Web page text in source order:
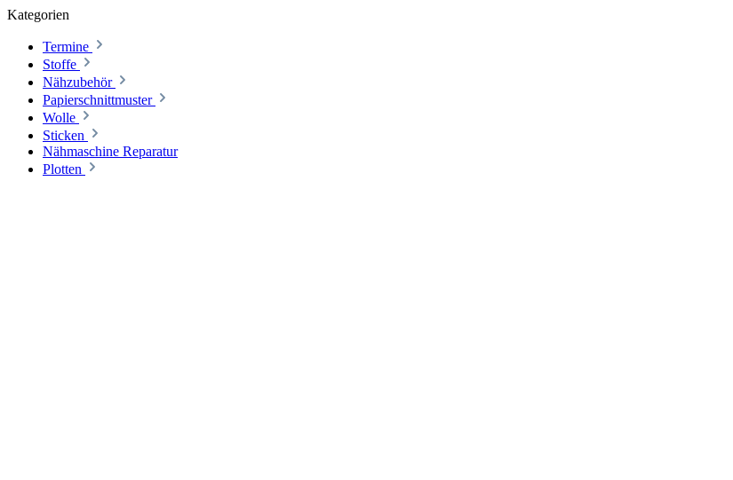
Kategorien
Termine
Stoffe
Nähzubehör
Papierschnittmuster
Wolle
Sticken
Nähmaschine Reparatur
Plotten